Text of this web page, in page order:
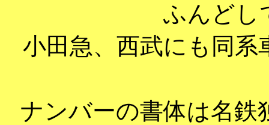
ふんどし
小田急、西武にも同
ナンバーの書体は名